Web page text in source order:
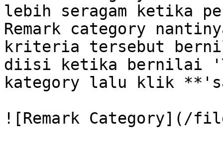
lebih seragam ketika
Remark category
kriteria tersebut
diisi ketika bernilai
kategory lalu klik
![Remark Category](/